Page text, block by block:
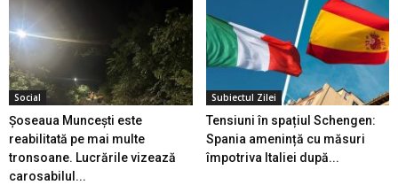
Social
Șoseaua Muncești este
reabilitată pe mai multe
tronsoane. Lucrările vizează
carosabilul...
Subiectul Zilei
Tensiuni în spațiul Schengen:
Spania amenință cu măsuri
împotriva Italiei după...